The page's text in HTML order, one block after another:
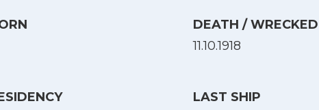
DEATH / WRECKED
11.10.1918
LAST SHIP